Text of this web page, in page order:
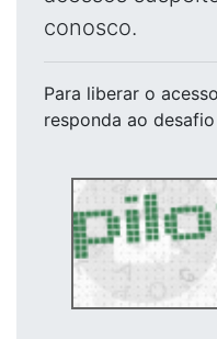
conosco.
Para liberar o acesso
responda ao